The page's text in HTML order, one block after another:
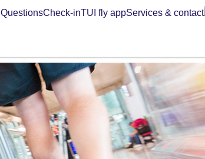
QuestionsCheck-inTUI fly appServices & contact